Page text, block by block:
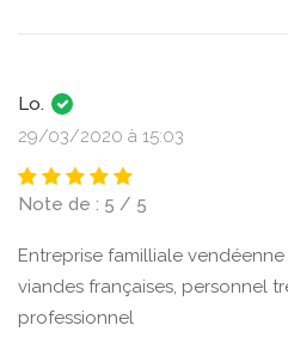
Lo.
29/03/2020 à 15:03
Note de : 5 / 5
Entreprise familliale
viandes françaises, personnel
professionnel